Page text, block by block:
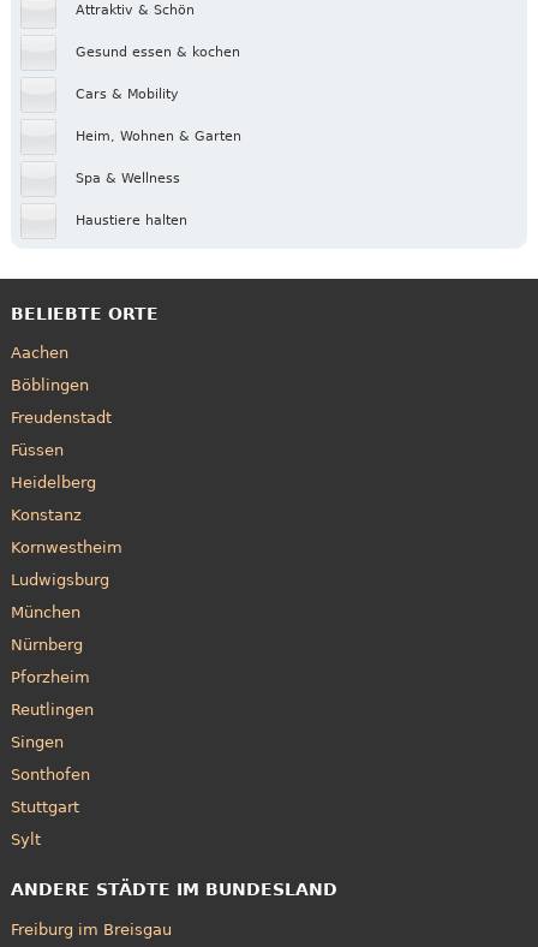
Attraktiv & Schön
Gesund essen & kochen
Cars & Mobility
Heim, Wohnen & Garten
Spa & Wellness
Haustiere halten
BELIEBTE ORTE
Aachen
Böblingen
Freudenstadt
Füssen
Heidelberg
Konstanz
Kornwestheim
Ludwigsburg
München
Nürnberg
Pforzheim
Reutlingen
Singen
Sonthofen
Stuttgart
Sylt
ANDERE STÄDTE IM BUNDESLAND
Freiburg im Breisgau